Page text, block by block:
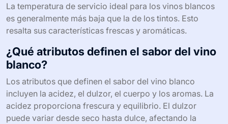
La temperatura de servicio ideal para los vinos blancos
es generalmente más baja que la de los tintos. Esto
resalta sus características frescas y aromáticas.
¿Qué atributos definen el sabor del vino
blanco?
Los atributos que definen el sabor del vino blanco
incluyen la acidez, el dulzor, el cuerpo y los aromas. La
acidez proporciona frescura y equilibrio. El dulzor
puede variar desde seco hasta dulce, afectando la